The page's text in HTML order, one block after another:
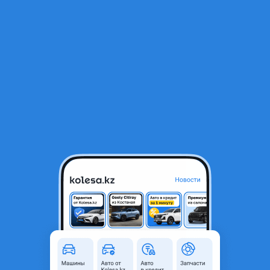
HORN 388H 2026 года
28 615 000 ₸ Новая
Объявление находится в архиве и может быть